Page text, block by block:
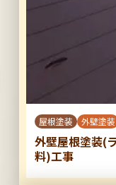
屋根塗装 外壁塗装
外壁屋根塗装(
料)工事